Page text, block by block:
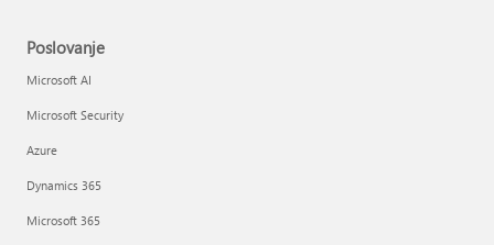
Poslovanje
Microsoft AI
Microsoft Security
Azure
Dynamics 365
Microsoft 365